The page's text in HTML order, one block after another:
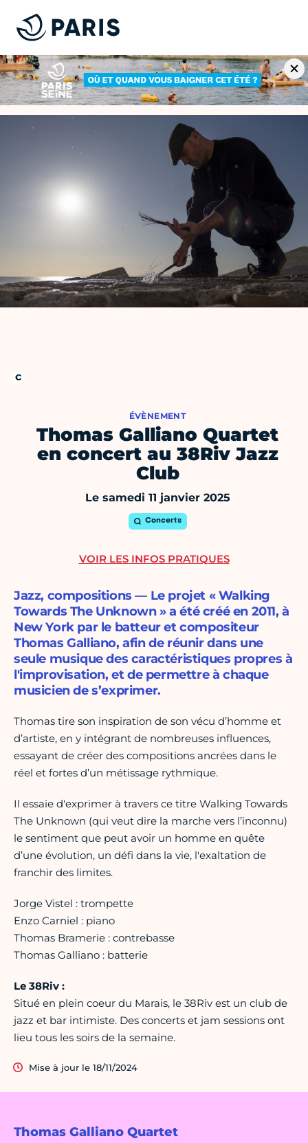
ÉVÈNEMENT
Thomas Galliano Quartet
en concert au 38Riv Jazz
Club
Le samedi 11 janvier 2025
Concerts
Thomas Galliano Quartet
Jazz, compositions — Le projet « Walking
Towards The Unknown » a été créé en 2011, à
New York par le batteur et compositeur
Thomas Galliano, afin de réunir dans une
seule musique des caractéristiques propres à
l'improvisation, et de permettre à chaque
musicien de s’exprimer.
Thomas tire son inspiration de son vécu d’homme et
d’artiste, en y intégrant de nombreuses influences,
essayant de créer des compositions ancrées dans le
réel et fortes d’un métissage rythmique.
Il essaie d'exprimer à travers ce titre Walking Towards
The Unknown (qui veut dire la marche vers l’inconnu)
le sentiment que peut avoir un homme en quête
d’une évolution, un défi dans la vie, l'exaltation de
franchir des limites.
Jorge Vistel : trompette
Enzo Carniel : piano
Thomas Bramerie : contrebasse
Thomas Galliano : batterie
Le 38Riv :
Situé en plein coeur du Marais, le 38Riv est un club de
jazz et bar intimiste. Des concerts et jam sessions ont
lieu tous les soirs de la semaine.
Mise à jour le 18/11/2024
VOIR LES INFOS PRATIQUES